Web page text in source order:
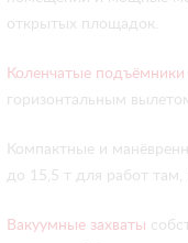
открытых площадок.
Коленчатые подъёмники
горизонтальным
Компактные и
до 15,5 т для работ там,
Вакуумные захваты